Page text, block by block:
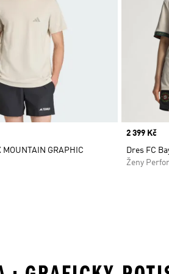
MOUNTAIN GRAPHIC
Price
2 399 Kč
Dres FC
Ženy